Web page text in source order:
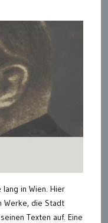
in Wien. Hier
Werke, die Stadt
Texten auf. Eine